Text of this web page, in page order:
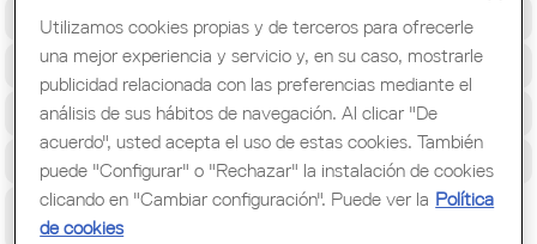
Soporte Profesional
Formación y Ocupación
Cultura
Congreso Mundial de Arquitectos/as
Ciudadanía
Utilizamos cookies propias y de terceros para ofrecerle
una mejor experiencia y servicio y, en su caso, mostrarle
publicidad relacionada con las preferencias mediante el
análisis de sus hábitos de navegación. Al clicar "De
acuerdo", usted acepta el uso de estas cookies. También
puede "Configurar" o "Rechazar" la instalación de cookies
clicando en "Cambiar configuración". Puede ver la Política
de cookies